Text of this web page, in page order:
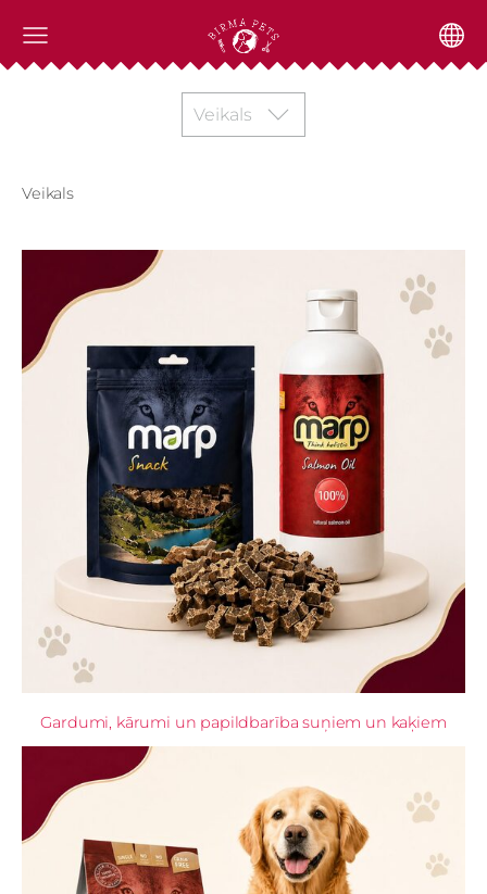
Veikals
Veikals
Gardumi, kārumi un papildbarība suņiem un kaķiem